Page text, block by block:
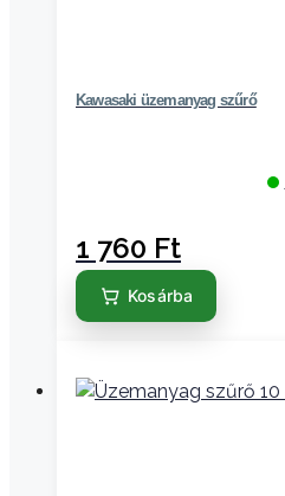
Kawasaki üzemanyag szűrő
1 760 Ft
Kosárba